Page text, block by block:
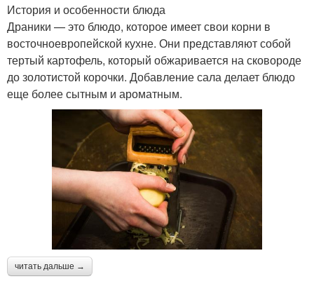
История и особенности блюда
Драники — это блюдо, которое имеет свои корни в
восточноевропейской кухне. Они представляют собой
тертый картофель, который обжаривается на сковороде
до золотистой корочки. Добавление сала делает блюдо
еще более сытным и ароматным.
читать дальше →